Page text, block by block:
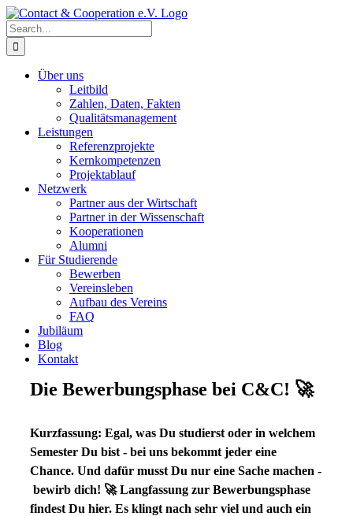
Skip
to
content
Search
for:
Über uns
Leitbild
Zahlen, Daten, Fakten
Qualitätsmanagement
Leistungen
Referenzprojekte
Kernkompetenzen
Projektablauf
Netzwerk
Partner aus der Wirtschaft
Partner in der Wissenschaft
Kooperationen
Alumni
Für Studierende
Bewerben
Vereinsleben
Aufbau des Vereins
FAQ
Jubiläum
Blog
Kontakt
Die Bewerbungsphase bei C&C! 🚀
Kurzfassung: Egal, was Du studierst oder in welchem
Semester Du bist - bei uns bekommt jeder eine
Chance. Und dafür musst Du nur eine Sache machen -
bewirb dich! 🚀 Langfassung zur Bewerbungsphase
findest Du hier. Es klingt nach sehr viel und auch ein